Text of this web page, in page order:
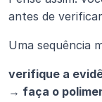
antes de
Uma sequência
verifique a
→ faça o